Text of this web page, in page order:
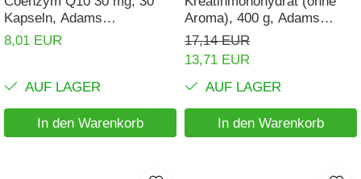
Kapseln, Adams
Supplements
8,01 EUR
AUF LAGER
In den Warenkorb
Aroma), 400 g, Adams
Supplements
17,14 EUR
13,71 EUR
AUF LAGER
In den Warenkorb